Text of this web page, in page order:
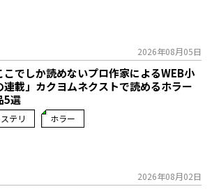
2026年08月05日
こでしか読めないプロ作家によるWEB小
連載」――カクヨムネクストで読めるホラー
5選
テリ ホラー
2026年08月02日